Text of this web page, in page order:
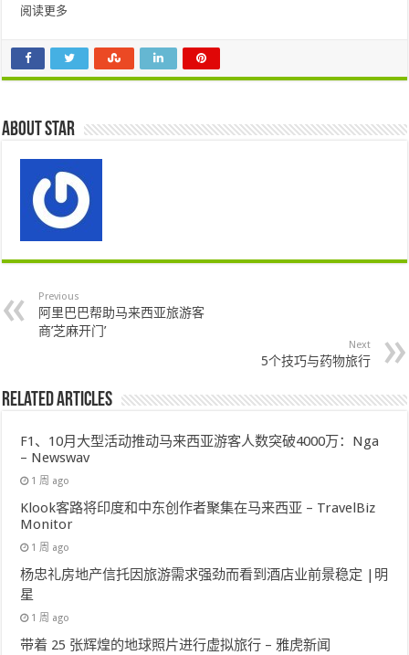
阅读更多
About star
Previous
阿里巴巴帮助马来西亚旅游客
商’芝麻开门’
Next
5个技巧与药物旅​​行
Related Articles
F1、10月大型活动推动马来西亚游客人数突破4000万：Nga
– Newswav
1 周 ago
Klook客路将印度和中东创作者聚集在马来西亚 – TravelBiz
Monitor
1 周 ago
杨忠礼房地产信托因旅游需求强劲而看到酒店业前景稳定 |明
星
1 周 ago
带着 25 张辉煌的地球照片进行虚拟旅行 – 雅虎新闻